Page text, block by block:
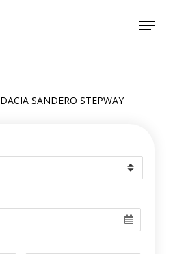
Menu
DACIA SANDERO STEPWAY